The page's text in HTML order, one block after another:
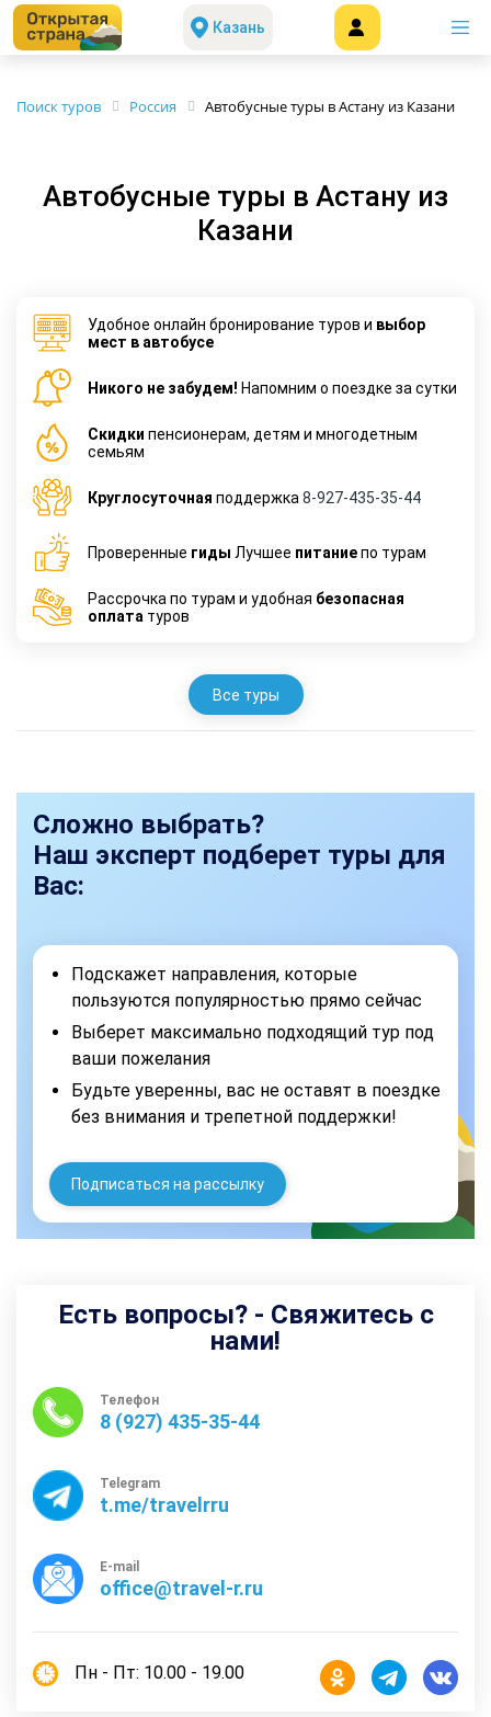
Казань
Поиск туров Россия Автобусные туры в Астану из Казани
Автобусные туры в Астану из
Казани
Удобное онлайн бронирование туров и выбор
мест в автобусе
Никого не забудем! Напомним о поездке за сутки
Cкидки пенсионерам, детям и многодетным
семьям
Круглосуточная поддержка 8-927-435-35-44
Проверенные гиды Лучшее питаниепо турам
Рассрочка по турам и удобная безопасная
оплата туров
Все туры
Сложно выбрать?
Наш эксперт подберет туры для
Вас:
Подскажет направления, которые
пользуются популярностью прямо сейчас
Выберет максимально подходящий тур под
ваши пожелания
Будьте уверенны, вас не оставят в поездке
без внимания и трепетной поддержки!
Подписаться на рассылку
Есть вопросы? - Свяжитесь с
нами!
Телефон
8 (927) 435-35-44
Telegram
t.me/travelrru
E-mail
office@travel-r.ru
Пн - Пт: 10.00 - 19.00